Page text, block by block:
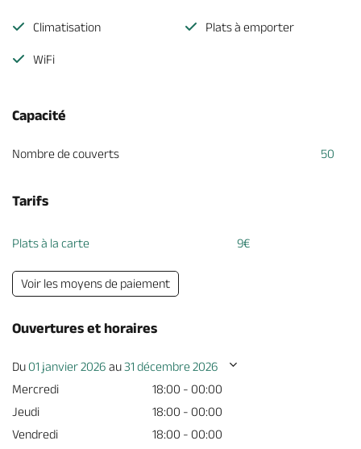
Climatisation Plats à emporter
WiFi
Capacité
Nombre de couverts 50
Tarifs
Plats à la carte 9€
Voir les moyens de paiement
Ouvertures et horaires
Du 01 janvier 2026 au31 décembre 2026
Mercredi
18:00 - 00:00
Jeudi
18:00 - 00:00
Vendredi
18:00 - 00:00